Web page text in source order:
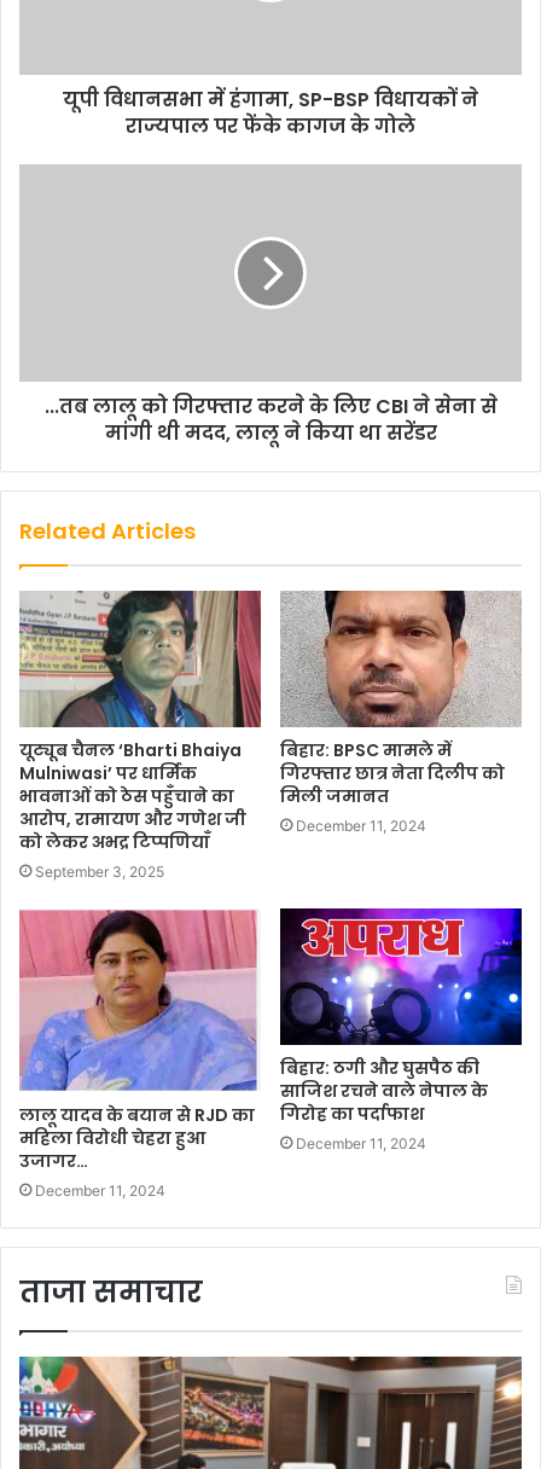
यूपी विधानसभा में हंगामा, SP-BSP विधायकों ने
राज्यपाल पर फेंके कागज के गोले
...तब लालू को गिरफ्तार करने के लिए CBI ने सेना से
मांगी थी मदद, लालू ने किया था सरेंडर
Related Articles
यूट्यूब चैनल ‘Bharti Bhaiya
Mulniwasi’ पर धार्मिक
भावनाओं को ठेस पहुँचाने का
आरोप, रामायण और गणेश जी
को लेकर अभद्र टिप्पणियाँ
September 3, 2025
बिहार: BPSC मामले में
गिरफ्तार छात्र नेता दिलीप को
मिली जमानत
December 11, 2024
लालू यादव के बयान से RJD का
महिला विरोधी चेहरा हुआ
उजागर…
December 11, 2024
बिहार: ठगी और घुसपैठ की
साजिश रचने वाले नेपाल के
गिरोह का पर्दाफाश
December 11, 2024
ताजा समाचार